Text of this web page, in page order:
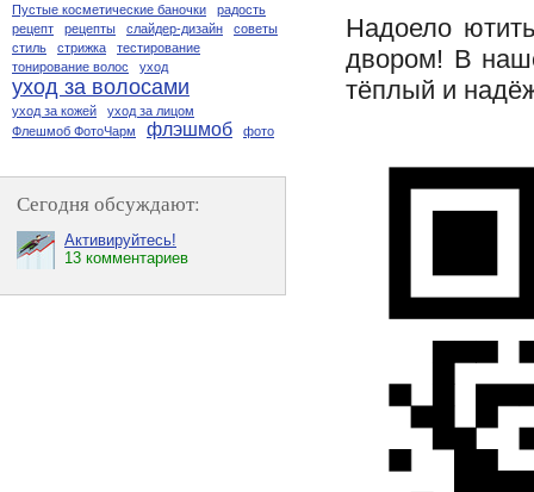
Надоело
двором! В
тёплый и
Пустые косметические баночки
радость
рецепт
рецепты слайдер-дизайн
советы
стиль
стрижка
тестирование
тонирование волос
уход
уход за волосами
уход за кожей
уход за лицом
Флешмоб ФотоЧарм
флэшмоб фото
Сегодня обсуждают:
Активируйтесь!
13 комментариев